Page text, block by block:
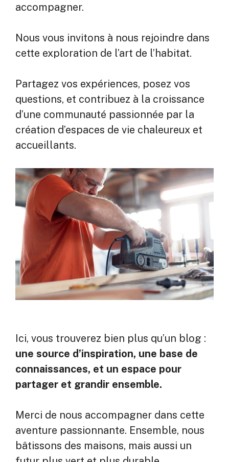
accompagner.
Nous vous invitons à nous rejoindre dans
cette exploration de l’art de l’habitat.
Partagez vos expériences, posez vos
questions, et contribuez à la croissance
d’une communauté passionnée par la
création d’espaces de vie chaleureux et
accueillants.
Ici, vous trouverez bien plus qu’un blog :
une source d’inspiration, une base de
connaissances, et un espace pour
partager et grandir ensemble.
Merci de nous accompagner dans cette
aventure passionnante. Ensemble, nous
bâtissons des maisons, mais aussi un